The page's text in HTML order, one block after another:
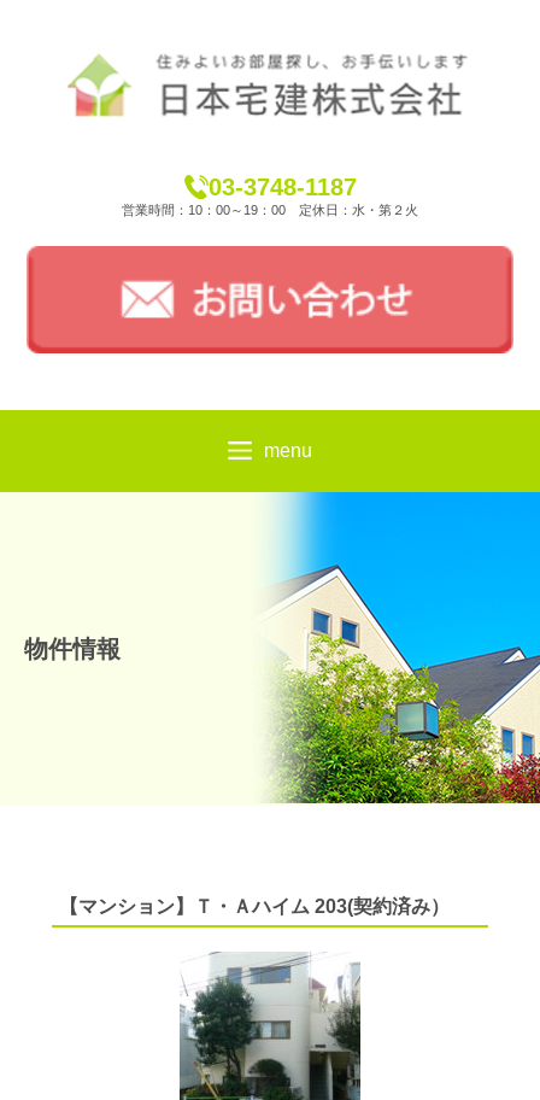
03-3748-1187
営業時間：10：00～19：00 定休日：水・第２火
menu
物件情報
【マンション】Ｔ・Ａハイム 203(契約済み）